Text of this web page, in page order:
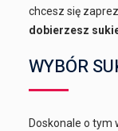
chcesz się
dobierzesz
WYBÓR
Doskonale o tym